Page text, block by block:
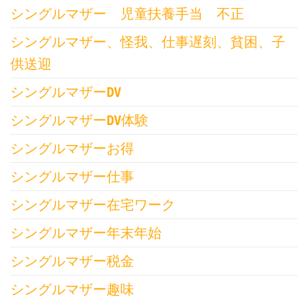
シングルマザー 児童扶養手当 不正
シングルマザー、怪我、仕事遅刻、貧困、子
供送迎
シングルマザーDV
シングルマザーDV体験
シングルマザーお得
シングルマザー仕事
シングルマザー在宅ワーク
シングルマザー年末年始
シングルマザー税金
シングルマザー趣味